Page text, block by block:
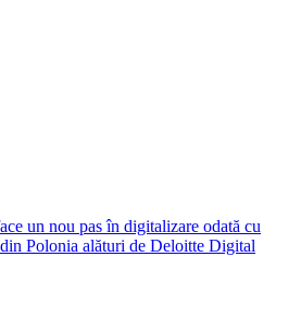
un nou pas în digitalizare odată cu
Polonia alături de Deloitte Digital